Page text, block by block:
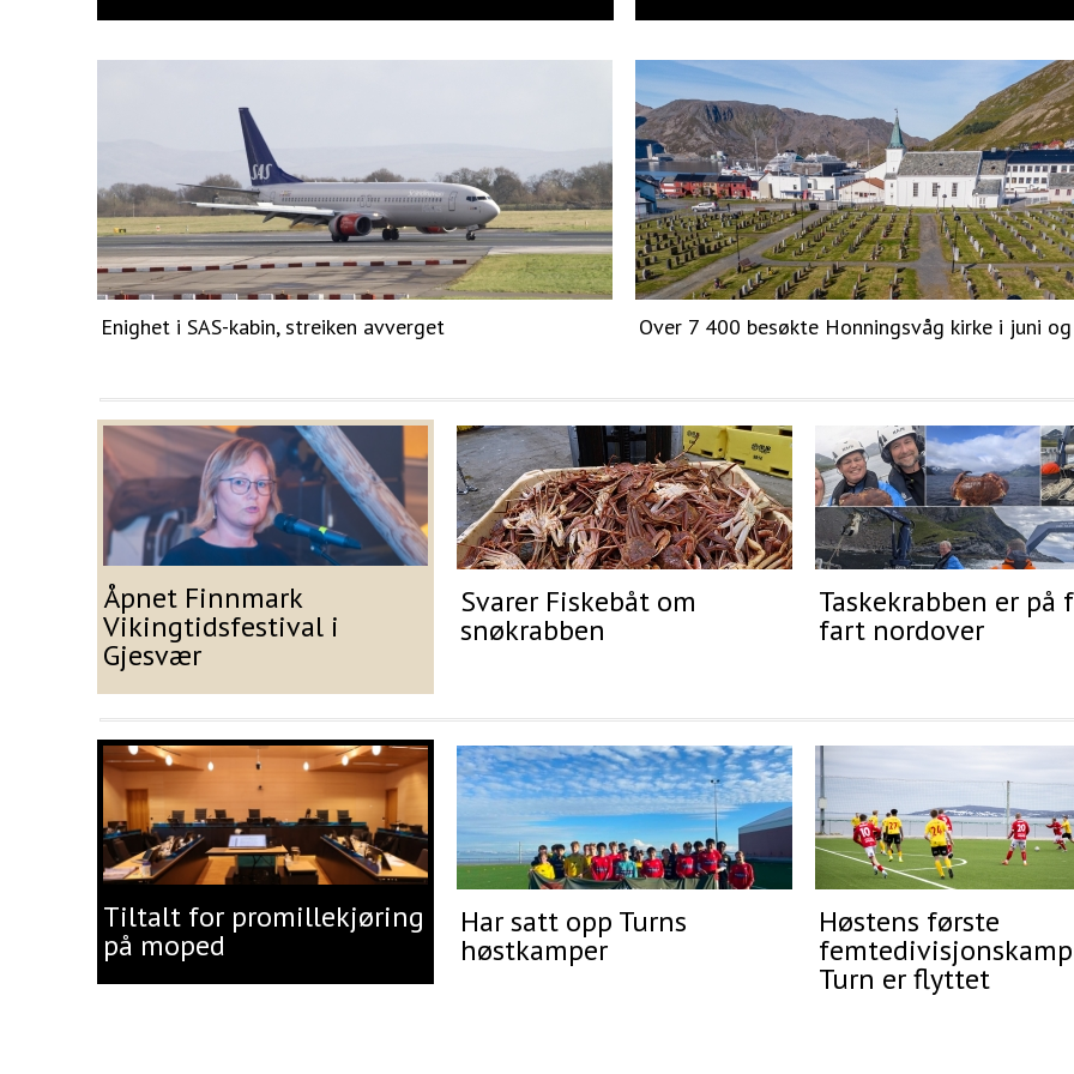
Enighet i SAS-kabin, streiken avverget Over 7 400 besøkte Honningsvåg kirke i juni
Åpnet Finnmark
Vikingtidsfestival i
Gjesvær
Svarer Fiskebåt om
snøkrabben
Taskekrabben er på
fart nordover
Tiltalt for promillekjøring
på moped
Har satt opp Turns
høstkamper
Høstens første
Turn er flyttet